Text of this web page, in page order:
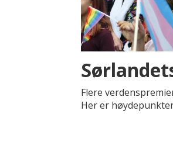
Flere
Her er